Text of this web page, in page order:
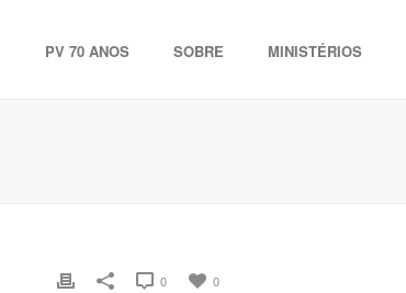
PV 70 ANOS SOBRE MINISTÉRIOS
0
0